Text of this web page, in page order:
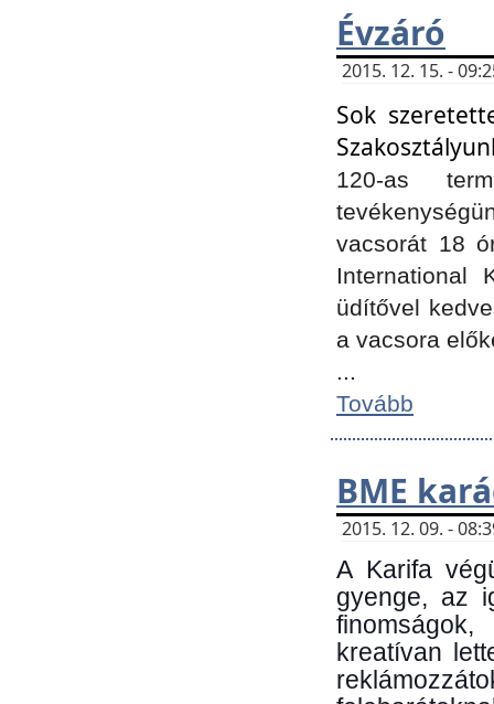
Évzáró
2015. 12. 15. -
Sok
120-as
vacsorát 18
International
üdítővel
a vacsora
...
Tovább
BME
2015. 12. 09. -
A Karifa
gyenge, az
kreatívan